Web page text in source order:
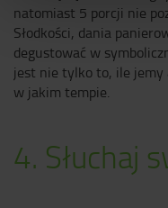
natomiast 5 porcji nie
Słodkości, dania
degustować w
jest nie tylko to, ile jemy
w jakim tempie.
4. Słuchaj